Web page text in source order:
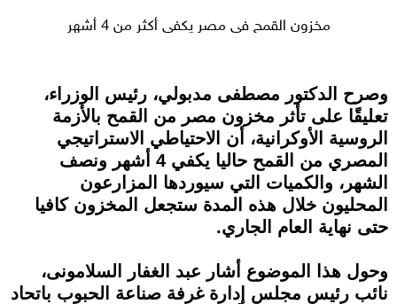
مخزون القمح في مصر يكفي أكثر من 4 أشهر
وصرح الدكتور مصطفى مدبولي، رئيس الوزراء،
تعليقًا على تأثر مخزون مصر من القمح بالأزمة
الروسية الأوكرانية، أن الاحتياطي الاستراتيجي
المصري من القمح حاليا يكفي 4 أشهر ونصف
الشهر، والكميات التي سيوردها المزارعون
المحليون خلال هذه المدة ستجعل المخزون كافيا
حتى نهاية العام الجاري.
وحول هذا الموضوع ‏أشار عبد الغفار السلامونى،
نائب رئيس مجلس إدارة غرفة صناعة الحبوب باتحاد